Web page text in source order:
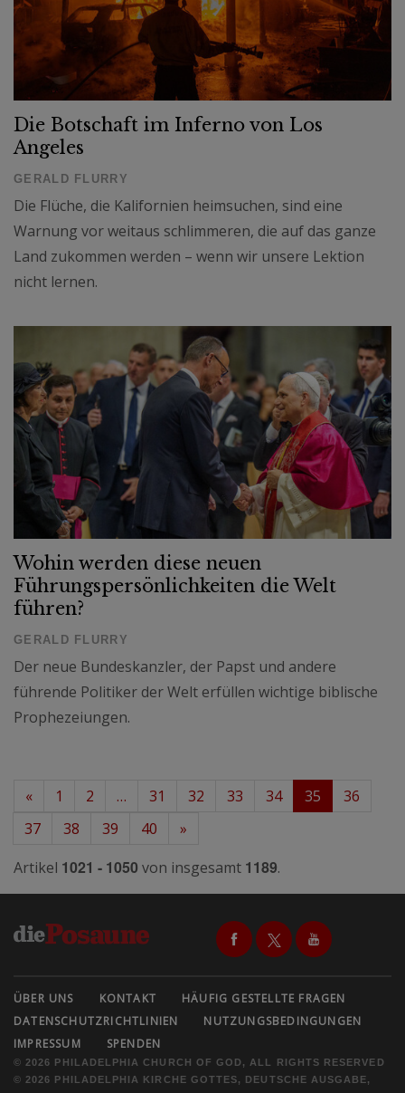
Die Botschaft im Inferno von Los
Angeles
GERALD FLURRY
Die Flüche, die Kalifornien heimsuchen, sind eine
Warnung vor weitaus schlimmeren, die auf das ganze
Land zukommen werden – wenn wir unsere Lektion
nicht lernen.
Wohin werden diese neuen
Führungspersönlichkeiten die Welt
führen?
GERALD FLURRY
Der neue Bundeskanzler, der Papst und andere
führende Politiker der Welt erfüllen wichtige biblische
Prophezeiungen.
« 1 2 … 31 32 33 34 35
36
37
38 39 40
»
Artikel 1021 - 1050 von insgesamt 1189.
ÜBER UNS KONTAKT
HÄUFIG GESTELLTE FRAGEN
DATENSCHUTZRICHTLINIEN
NUTZUNGSBEDINGUNGEN
IMPRESSUM
SPENDEN
© 2026 PHILADELPHIA CHURCH OF GOD, ALL RIGHTS RESERVED
© 2026 PHILADELPHIA KIRCHE GOTTES, DEUTSCHE AUSGABE,